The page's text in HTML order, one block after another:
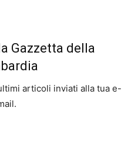
Gazzetta della
articoli inviati alla tua e-